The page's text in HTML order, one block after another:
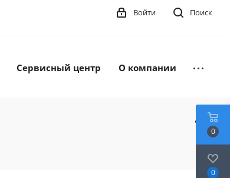
Поиск
Войти
Сервисный центр О компании
0
0